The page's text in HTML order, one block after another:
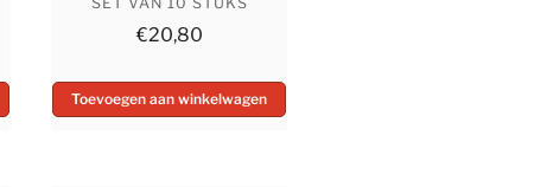
€20,80
Toevoegen aan winkelwagen